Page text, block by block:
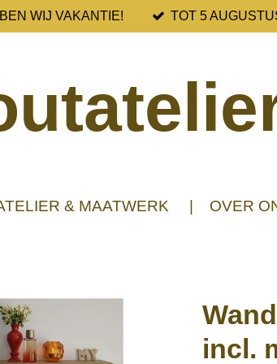
WIJ VAKANTIE! TOT 5
& MAATWERK OVER
incl.